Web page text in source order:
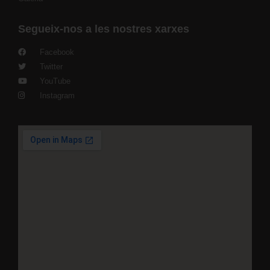
Segueix-nos a les nostres xarxes
Facebook
Twitter
YouTube
Instagram